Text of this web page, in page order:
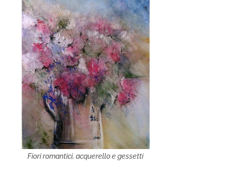
Fiori romantici, acquerello e gessetti